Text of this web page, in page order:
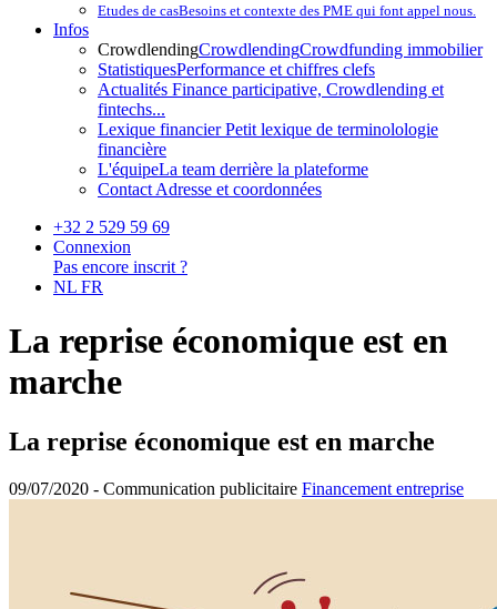
Etudes de casBesoins et contexte des PME qui font appel nous.
Infos
CrowdlendingCrowdlendingCrowdfunding immobilier
StatistiquesPerformance et chiffres clefs
Actualités Finance participative, Crowdlending et
fintechs...
Lexique financierPetit lexique de terminolologie
financière
L'équipeLa team derrière la plateforme
Contact Adresse et coordonnées
+32 2 529 59 69
Connexion
Pas encore inscrit ?
NL FR
La reprise économique est en
marche
La reprise économique est en marche
09/07/2020 - Communication publicitaire Financement entreprise